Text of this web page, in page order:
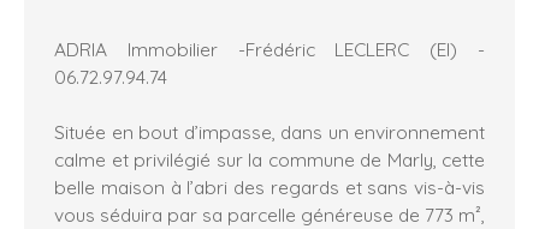
ADRIA Immobilier -Frédéric LECLERC (EI) -
06.72.97.94.74
Située en bout d’impasse, dans un environnement
calme et privilégié sur la commune de Marly, cette
belle maison à l’abri des regards et sans vis-à-vis
vous séduira par sa parcelle généreuse de 773 m²,